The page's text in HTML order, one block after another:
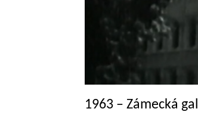
1963 – Zámecká